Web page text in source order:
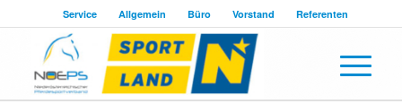
Service Allgemein Büro Vorstand Referenten